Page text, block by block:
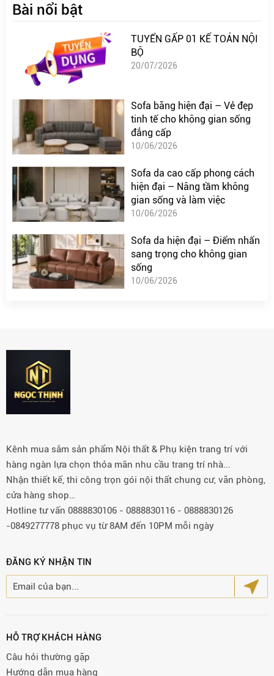
Bài nổi bật
TUYỂN GẤP 01 KẾ TOÁN NỘI
BỘ
20/07/2026
Sofa băng hiện đại – Vẻ đẹp
tinh tế cho không gian sống
đẳng cấp
10/06/2026
Sofa da cao cấp phong cách
hiện đại – Nâng tầm không
gian sống và làm việc
10/06/2026
Sofa da hiện đại – Điểm nhấn
sang trọng cho không gian
sống
10/06/2026
Kênh mua sắm sản phẩm Nội thất & Phụ kiện trang trí với
hàng ngàn lựa chọn thỏa mãn nhu cầu trang trí nhà...
Nhận thiết kế, thi công trọn gói nội thất chung cư, văn phòng,
cửa hàng shop…
Hotline tư vấn 0888830106 - 0888830116 - 0888830126
-0849277778 phục vụ từ 8AM đến 10PM mỗi ngày
ĐĂNG KÝ NHẬN TIN
HỖ TRỢ KHÁCH HÀNG
Câu hỏi thường gặp
Hướng dẫn mua hàng